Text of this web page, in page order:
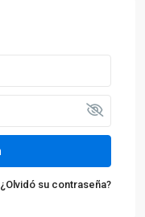
¿Olvidó su contraseña?